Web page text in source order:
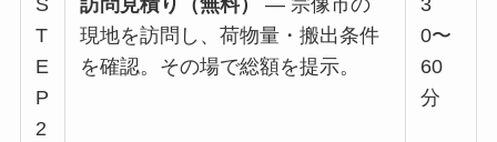
S
T
E
P
2
訪問見積り（無料）
— 宗像市の
現地を訪問し、荷物量・搬出条件
を確認。その場で総額を提示。
3
0〜
60
分